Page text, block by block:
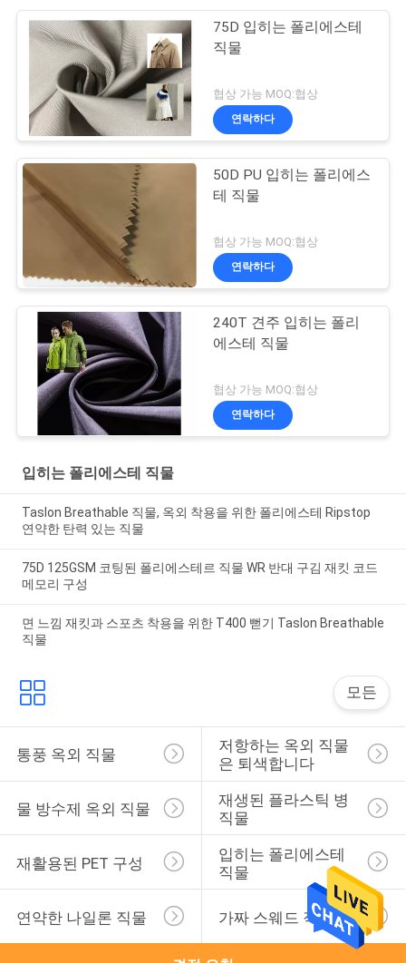
75D 입히는 폴리에스테
직물
협상 가능 MOQ:협상
연락하다
50D PU 입히는 폴리에스
테 직물
협상 가능 MOQ:협상
연락하다
240T 견주 입히는 폴리
에스테 직물
협상 가능 MOQ:협상
연락하다
입히는 폴리에스테 직물
Taslon Breathable 직물, 옥외 착용을 위한 폴리에스테 Ripstop
연약한 탄력 있는 직물
75D 125GSM 코팅된 폴리에스테르 직물 WR 반대 구김 재킷 코드
메모리 구성
면 느낌 재킷과 스포츠 착용을 위한 T400 뻗기 Taslon Breathable
직물
모든
통풍 옥외 직물
저항하는 옥외 직물
은 퇴색합니다
물 방수제 옥외 직물
재생된 플라스틱 병
직물
재활용된 PET 구성
입히는 폴리에스테
직물
연약한 나일론 직물 가짜 스웨드 직물